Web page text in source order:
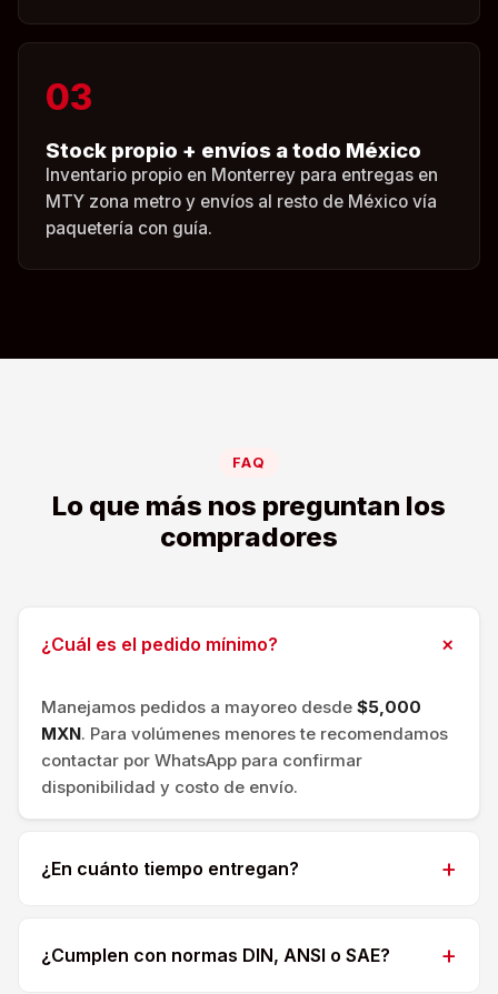
03
Stock propio + envíos a todo México
Inventario propio en Monterrey para entregas en
MTY zona metro y envíos al resto de México vía
paquetería con guía.
FAQ
Lo que más nos preguntan los
compradores
¿Cuál es el pedido mínimo?
Manejamos pedidos a mayoreo desde $5,000
MXN. Para volúmenes menores te recomendamos
contactar por WhatsApp para confirmar
disponibilidad y costo de envío.
¿En cuánto tiempo entregan?
¿Cumplen con normas DIN, ANSI o SAE?